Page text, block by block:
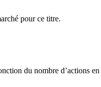
pour ce titre.
du nombre d’actions